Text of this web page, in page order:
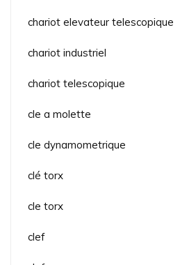
chariot elevateur telescopique
chariot industriel
chariot telescopique
cle a molette
cle dynamometrique
clé torx
cle torx
clef